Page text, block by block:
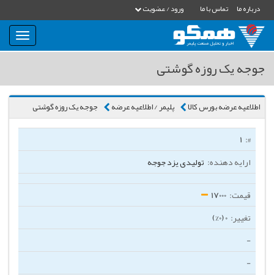
درباره ما تماس با ما ورود / عضویت
بار
و
جوجه یک روزه گوشتی
اطلاعیه عرضه بورس کالا پلیمر / اطلاعیه عرضه جوجه یک روزه گوشتی
1
تولیدی یزد جوجه
17000
0 (0%)
-
-